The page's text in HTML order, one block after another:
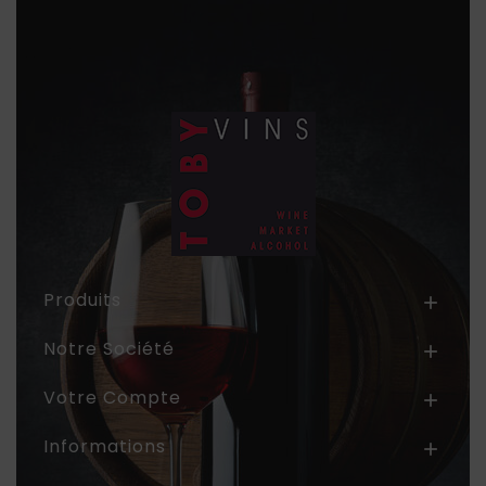
Produits 
Notre Société 
Votre Compte 
Informations 